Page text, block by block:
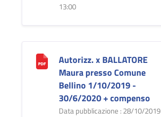
13:00
Autorizz. x BALLATORE
Maura presso Comune
Bellino 1/10/2019 -
30/6/2020 + compenso
Data pubblicazione : 28/10/2019